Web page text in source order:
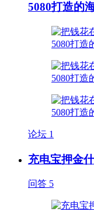
5080打造的
论坛 1
充电宝押金
问答 5